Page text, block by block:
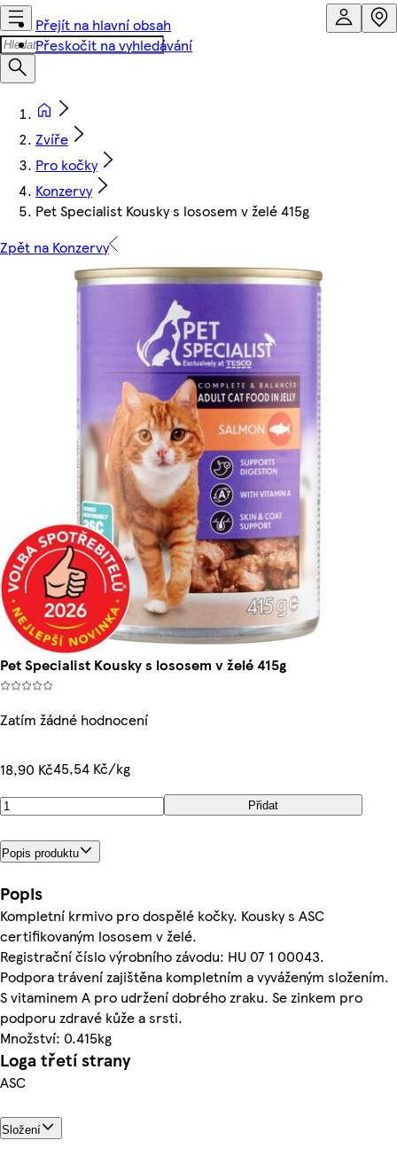
Přejít na hlavní obsah
Přeskočit na vyhledávání
Zvíře
Pro kočky
Konzervy
Pet Specialist Kousky s lososem v želé 415g
Zpět na Konzervy
Pet Specialist Kousky s lososem v želé 415g
Zatím žádné hodnocení
18,90 Kč45,54 Kč/kg
Přidat
Popis produktu
Popis
Kompletní krmivo pro dospělé kočky. Kousky s ASC
certifikovaným lososem v želé.
Registrační číslo výrobního závodu: HU 07 1 00043.
Podpora trávení zajištěna kompletním a vyváženým složením.
S vitaminem A pro udržení dobrého zraku. Se zinkem pro
podporu zdravé kůže a srsti.
Množství: 0.415kg
Loga třetí strany
ASC
Složení